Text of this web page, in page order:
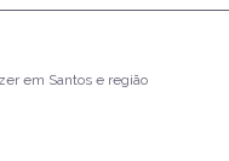
em Santos e região